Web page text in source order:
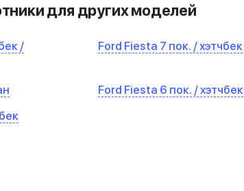
для других моделей
/
Ford Fiesta 7 пок. / хэтчбек
Ford Fiesta 6 пок. / хэтчбек